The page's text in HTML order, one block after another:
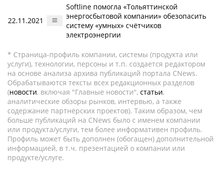
22.11.2021
Softline помогла «Тольяттинской
энергосбытовой компании» обезопасить
систему «умных» счётчиков
электроэнергии
* Страница-профиль компании, системы (продукта или
услуги), технологии, персоны и т.п. создается редактором
на основе анализа архива публикаций портала CNews.
Обрабатываются тексты всех редакционных разделов
(новости, включая "Главные новости", статьи,
аналитические обзоры рынков, интервью, а также
содержание партнёрских проектов). Таким образом, чем
больше публикаций на CNews было с именем компании
или продукта/услуги, тем более информативен профиль.
Профиль может быть дополнен (обогащен) дополнительной
информацией, в т.ч. презентацией о компании или
продукте/услуге.